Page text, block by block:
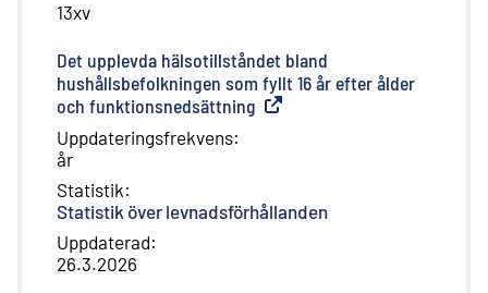
13xv
Det upplevda hälsotillståndet bland
hushållsbefolkningen som fyllt 16 år efter ålder
och funktionsnedsättning Extern länk
Uppdateringsfrekvens:
år
Statistik:
Statistik över levnadsförhållanden
Uppdaterad:
26.3.2026